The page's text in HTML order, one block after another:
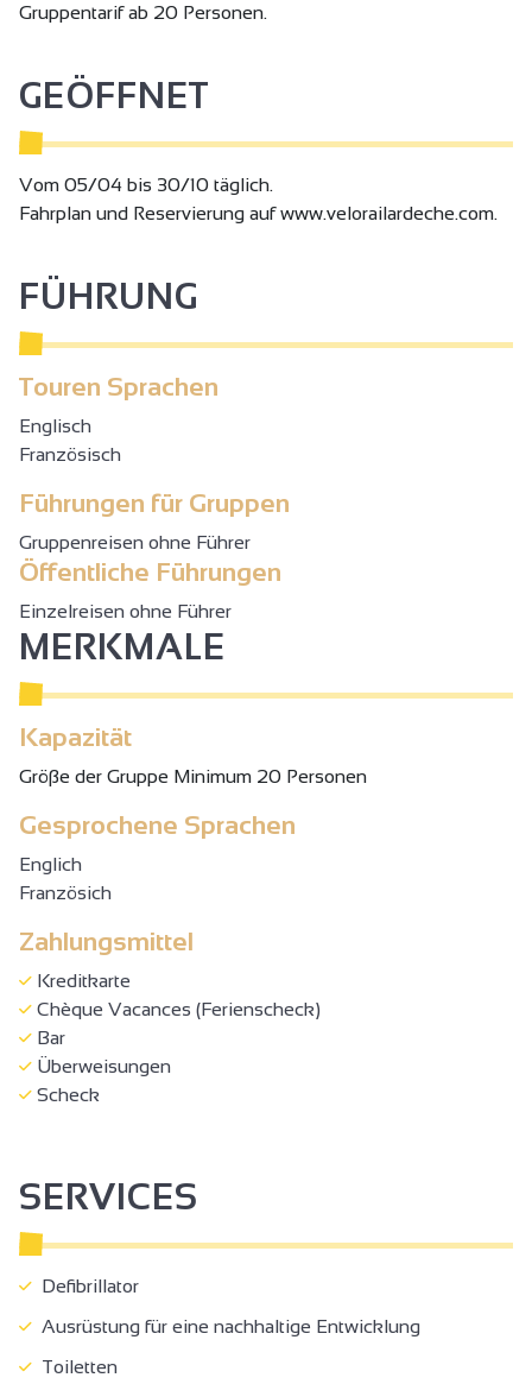
Gruppentarif ab 20 Personen.
GEÖFFNET
Vom 05/04 bis 30/10 täglich.
Fahrplan und Reservierung auf www.velorailardeche.com.
FÜHRUNG
Touren Sprachen
Englisch
Französisch
Führungen für Gruppen
Gruppenreisen ohne Führer
Öffentliche Führungen
Einzelreisen ohne Führer
MERKMALE
Kapazität
Gröβe der Gruppe Minimum 20 Personen
Gesprochene Sprachen
Englich
Französich
Zahlungsmittel
Kreditkarte
Chèque Vacances (Ferienscheck)
Bar
Überweisungen
Scheck
SERVICES
Defibrillator
Ausrüstung für eine nachhaltige Entwicklung
Toiletten